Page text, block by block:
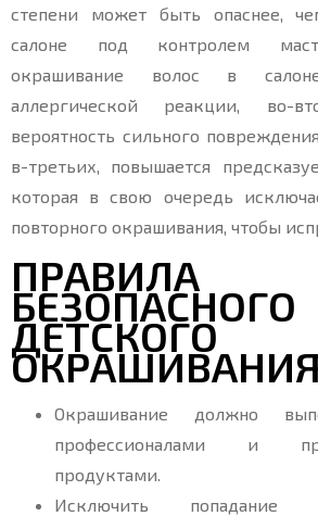
степени может быть опаснее,
салоне под контролем
окрашивание волос в
аллергической реакции, во-
вероятность сильного
в-третьих, повышается
которая в свою очередь
повторного окрашивания, чтобы
ПРАВИЛА
БЕЗОПАСНОГО
ДЕТСКОГО
Окрашивание должно
профессионалами и
продуктами.
Исключить попадание